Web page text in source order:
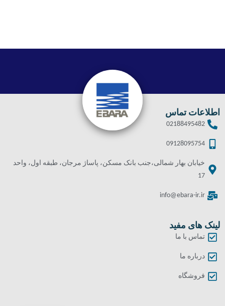
اطلاعات تماس
02188495482
09128095754
خیابان بهار شمالی،جنب بانک مسکن، پاساژ مرجان، طبقه اول، واحد
17
info@ebara-ir.ir
لینک های مفید
تماس با ما
درباره ما
فروشگاه